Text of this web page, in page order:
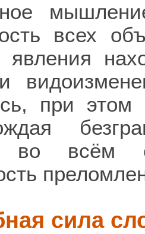
всех
при
во всём
сила